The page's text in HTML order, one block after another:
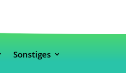
Sonstiges